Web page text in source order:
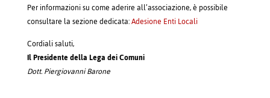
Per informazioni su come aderire all’associazione, è possibile
consultare la sezione dedicata:Adesione Enti Locali
Cordiali saluti,
Il Presidente della Lega dei Comuni
Dott. Piergiovanni Barone